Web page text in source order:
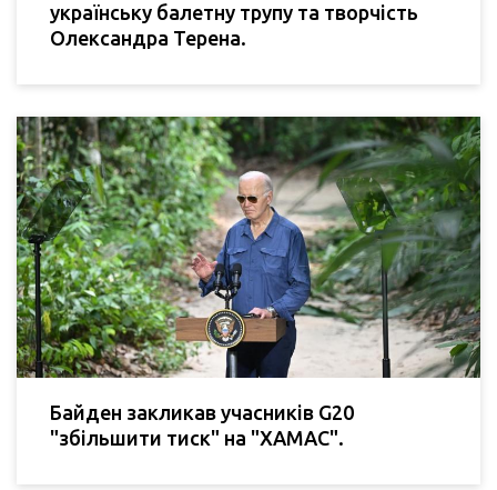
українську балетну трупу та творчість
Олександра Терена.
Байден закликав учасників G20
"збільшити тиск" на "ХАМАС".